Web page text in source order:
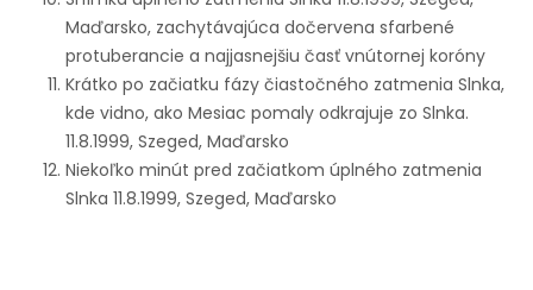
Maďarsko, zachytávajúca dočervena sfarbené
protuberancie a najjasnejšiu časť vnútornej koróny
Krátko po začiatku fázy čiastočného zatmenia Slnka,
kde vidno, ako Mesiac pomaly odkrajuje zo Slnka.
11.8.1999, Szeged, Maďarsko
Niekoľko minút pred začiatkom úplného zatmenia
Slnka 11.8.1999, Szeged, Maďarsko